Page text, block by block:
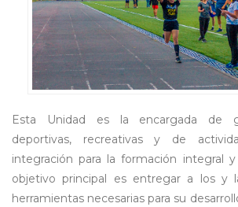
Esta Unidad es la encargada de
deportivas, recreativas y de
integración para la formación integral
objetivo principal es entregar a los y
herramientas necesarias para su